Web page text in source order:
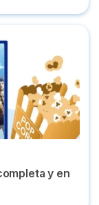
y en castellano
y en